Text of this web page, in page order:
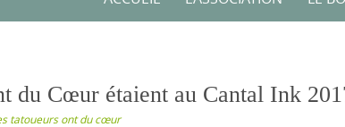
du Cœur étaient au Cantal Ink
tatoueurs ont du cœur